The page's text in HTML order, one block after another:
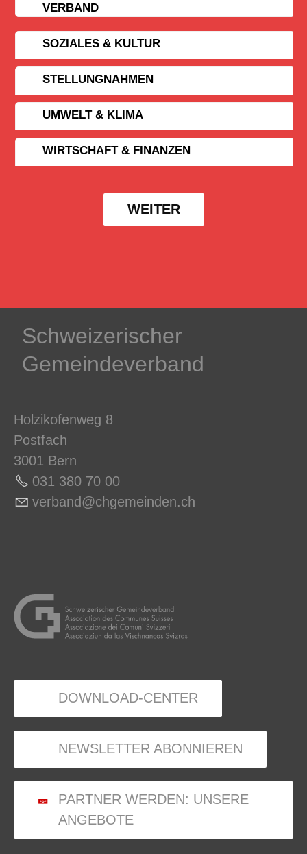
VERBAND
SOZIALES & KULTUR
STELLUNGNAHMEN
UMWELT & KLIMA
WIRTSCHAFT & FINANZEN
WEITER
Schweizerischer
Gemeindeverband
Holzikofenweg 8
Postfach
3001 Bern
031 380 70 00
v rb nd chg m nd n ch
DOWNLOAD-CENTER
NEWSLETTER ABONNIEREN
PARTNER WERDEN: UNSERE
ANGEBOTE